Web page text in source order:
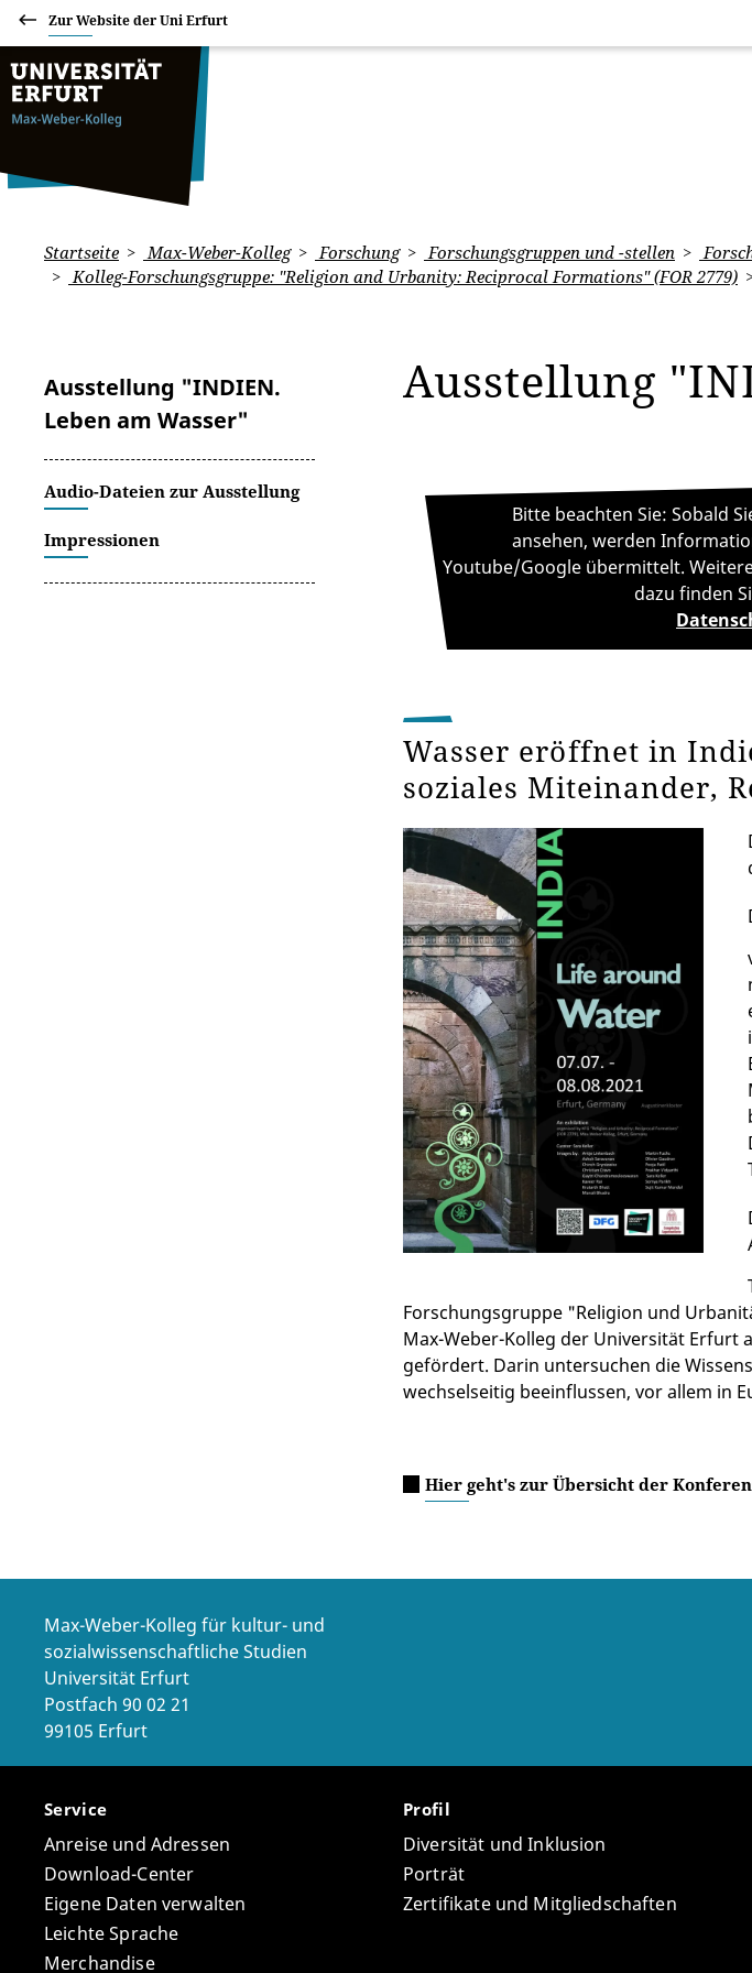
Zur Website der Uni Erfurt
Startseite Max-Weber-Kolleg Forschung Forschungsgruppen und -stellen
Kolleg-Forschungsgruppe: "Religion and Urbanity: Reciprocal Formations" (FOR 2779)
Ausstellung "INDIEN.
Leben am Wasser"
Audio-Dateien zur Ausstellung
Impressionen
Ausstellung
Bitte beachten Sie: Sobald
ansehen, werden
Youtube/Google übermittelt.
dazu finden
Wasser eröffnet in
soziales Miteinander,
Forschungsgruppe "Religion und
Max-Weber-Kolleg der Universität Erfurt
gefördert. Darin untersuchen die
wechselseitig beeinflussen, vor allem in
Hier geht's zur Übersicht der
Max-Weber-Kolleg für kultur- und
sozialwissenschaftliche Studien
Universität Erfurt
Postfach 90 02 21
99105 Erfurt
Service
Anreise und Adressen
Download-Center
Eigene Daten verwalten
Leichte Sprache
Merchandise
Profil
Diversität und Inklusion
Porträt
Zertifikate und Mitgliedschaften